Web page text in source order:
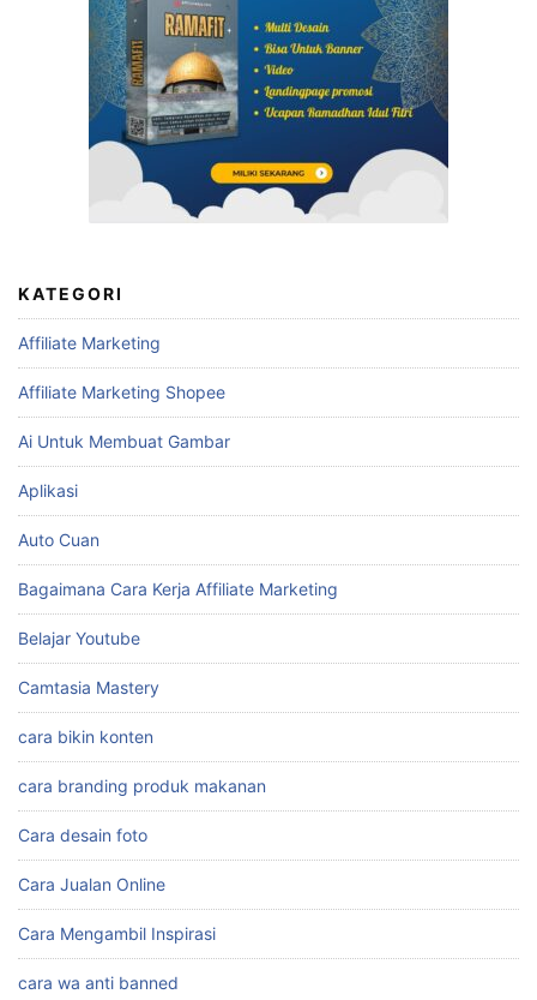
KATEGORI
Affiliate Marketing
Affiliate Marketing Shopee
Ai Untuk Membuat Gambar
Aplikasi
Auto Cuan
Bagaimana Cara Kerja Affiliate Marketing
Belajar Youtube
Camtasia Mastery
cara bikin konten
cara branding produk makanan
Cara desain foto
Cara Jualan Online
Cara Mengambil Inspirasi
cara wa anti banned